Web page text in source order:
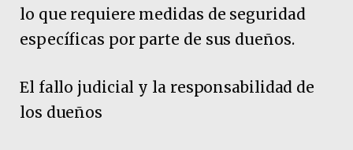
lo que requiere medidas de seguridad
específicas por parte de sus dueños.
El fallo judicial y la responsabilidad de
los dueños